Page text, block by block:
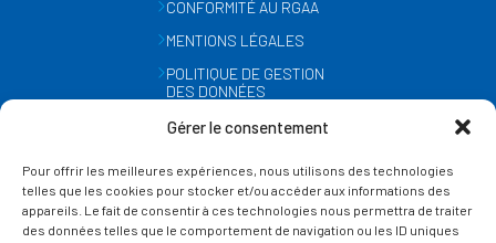
Gérer le consentement
Pour offrir les meilleures expériences, nous utilisons des technologies
telles que les cookies pour stocker et/ou accéder aux informations des
appareils. Le fait de consentir à ces technologies nous permettra de traiter
des données telles que le comportement de navigation ou les ID uniques
CONFORMITÉ AU RGAA
MENTIONS LÉGALES
POLITIQUE DE GESTION
DES DONNÉES
GESTION DES COOKIES